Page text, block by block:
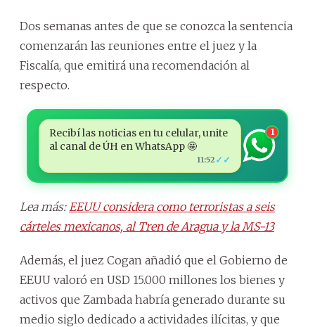
Dos semanas antes de que se conozca la sentencia
comenzarán las reuniones entre el juez y la
Fiscalía, que emitirá una recomendación al
respecto.
Recibí las noticias en tu celular, unite
al canal de ÚH en WhatsApp 🤩
11:52 ✓✓
1
Lea más: EEUU considera como terroristas a seis
cárteles mexicanos, al Tren de Aragua y la MS-13
Además, el juez Cogan añadió que el Gobierno de
EEUU valoró en USD 15.000 millones los bienes y
activos que Zambada habría generado durante su
medio siglo dedicado a actividades ilícitas, y que